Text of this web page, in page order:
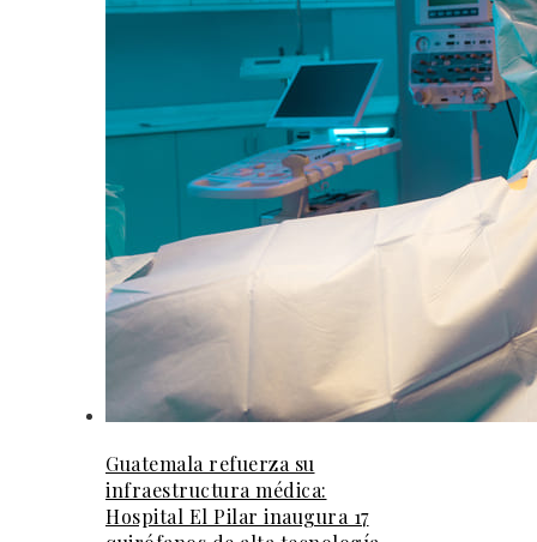
Guatemala refuerza su
infraestructura médica:
Hospital El Pilar inaugura 17